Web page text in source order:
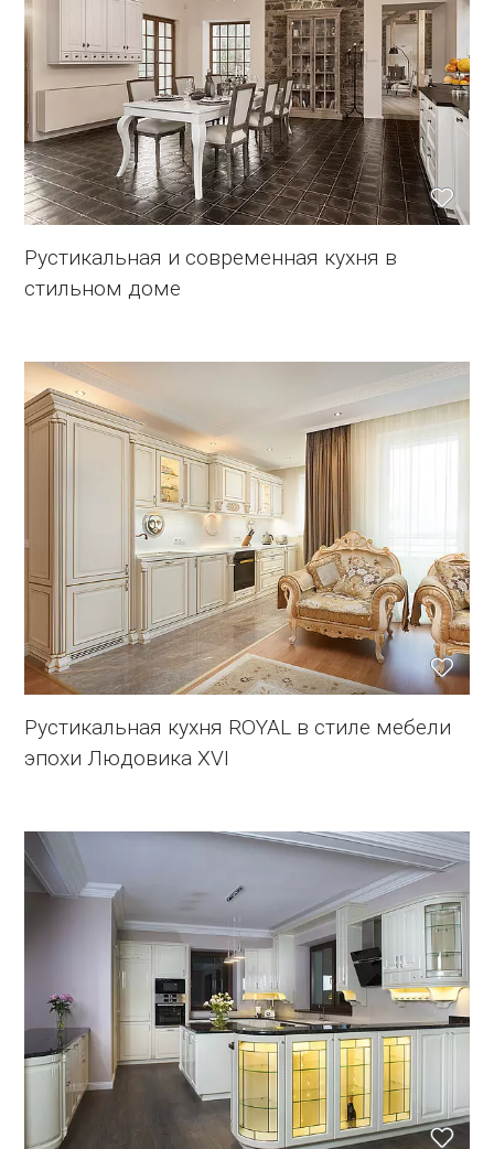
Рустикальная и современная кухня в
стильном доме
Рустикальная кухня ROYAL в стиле мебели
эпохи Людовика XVI